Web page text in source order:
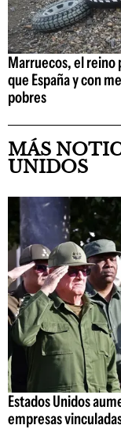
Marruecos, el reino
que España y con
pobres
MÁS
UNIDOS
Estados Unidos
empresas